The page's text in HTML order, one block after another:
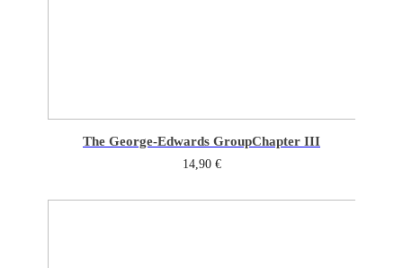
The George-Edwards GroupChapter III
14,90 €